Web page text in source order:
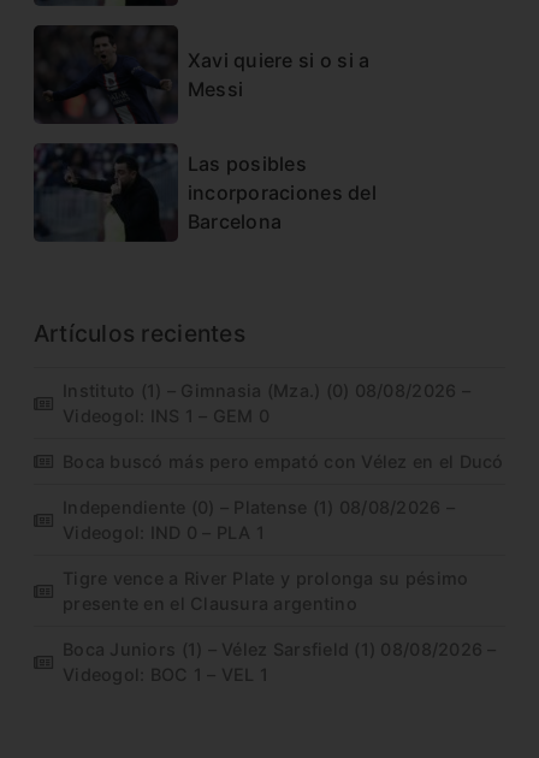
Xavi quiere si o si a
Messi
Las posibles
incorporaciones del
Barcelona
Artículos recientes
Instituto (1) – Gimnasia (Mza.) (0) 08/08/2026 –
Videogol: INS 1 – GEM 0
Boca buscó más pero empató con Vélez en el Ducó
Independiente (0) – Platense (1) 08/08/2026 –
Videogol: IND 0 – PLA 1
Tigre vence a River Plate y prolonga su pésimo
presente en el Clausura argentino
Boca Juniors (1) – Vélez Sarsfield (1) 08/08/2026 –
Videogol: BOC 1 – VEL 1